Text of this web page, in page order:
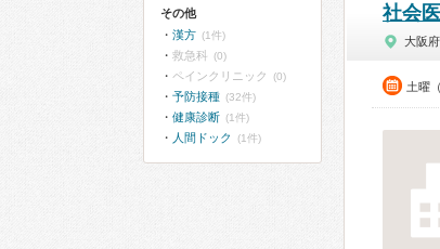
社会
大阪
土曜
その他
漢方 (1件)
救急科 (0)
ペインクリニック (0)
予防接種 (32件)
健康診断 (1件)
人間ドック (1件)